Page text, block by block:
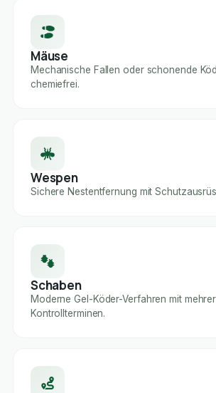
Mäuse
Mechanische Fallen oder schonende
chemiefrei.
Wespen
Sichere Nestentfernung mit
Schaben
Moderne Gel-Köder-Verfahren mit
Kontrollterminen.